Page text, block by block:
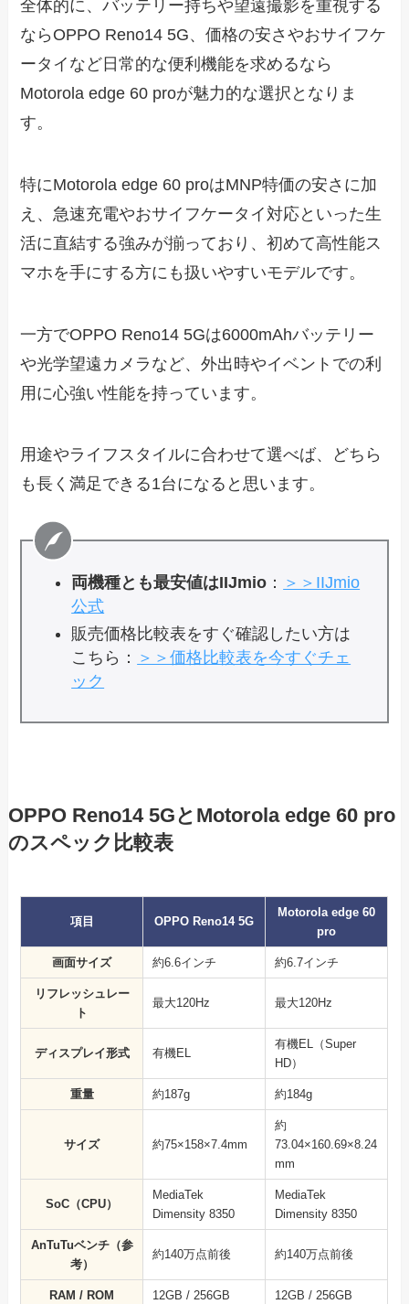
全体的に、バッテリー持ちや望遠撮影を重視する
ならOPPO Reno14 5G、価格の安さやおサイフケ
ータイなど日常的な便利機能を求めるなら
Motorola edge 60 proが魅力的な選択となりま
す。
特にMotorola edge 60 proはMNP特価の安さに加
え、急速充電やおサイフケータイ対応といった生
活に直結する強みが揃っており、初めて高性能ス
マホを手にする方にも扱いやすいモデルです。
一方でOPPO Reno14 5Gは6000mAhバッテリー
や光学望遠カメラなど、外出時やイベントでの利
用に心強い性能を持っています。
用途やライフスタイルに合わせて選べば、どちら
も長く満足できる1台になると思います。
両機種とも最安値はIIJmio ： ＞＞IIJmio
公式
販売価格比較表をすぐ確認したい方は
こちら： ＞＞価格比較表を今すぐチェ
ック
OPPO Reno14 5GとMotorola edge 60 pro
のスペック比較表
項目 OPPO Reno14 5G
Motorola edge 60
pro
画面サイズ 約6.6インチ 約6.7インチ
リフレッシュレー
ト
最大120Hz 最大120Hz
ディスプレイ形式 有機EL
有機EL（Super
HD）
重量 約187g 約184g
サイズ 約75×158×7.4mm
約
73.04×160.69×8.24
mm
SoC（CPU）
MediaTek
Dimensity 8350
MediaTek
Dimensity 8350
AnTuTuベンチ（参
考）
約140万点前後 約140万点前後
RAM / ROM 12GB / 256GB 12GB / 256GB